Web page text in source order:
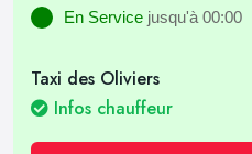
En Service jusqu'à 00:00
Taxi des Oliviers
Infos chauffeur